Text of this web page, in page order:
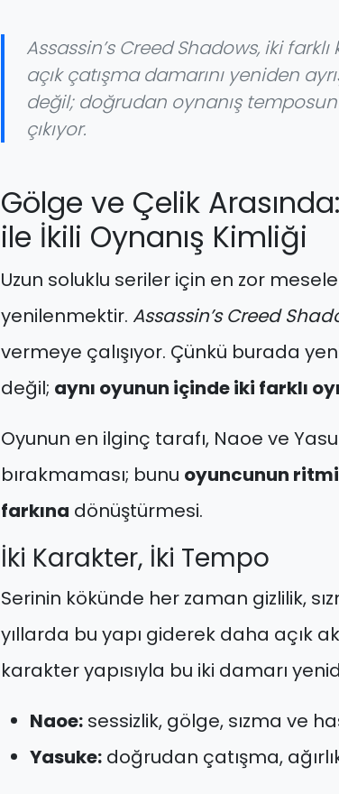
Assassin’s Creed Shadows, iki
açık çatışma damarını yeniden
değil; doğrudan oynanış
çıkıyor.
Gölge ve Çelik Arasında:
ile İkili Oynanış Kimliği
Uzun soluklu seriler için en zor
yenilenmektir. Assassin’s Creed
vermeye çalışıyor. Çünkü burada
değil; aynı oyunun içinde iki farklı
Oyunun en ilginç tarafı, Naoe ve
bırakmaması; bunu oyuncunun
farkına dönüştürmesi.
İki Karakter, İki Tempo
Serinin kökünde her zaman gizlilik,
yıllarda bu yapı giderek daha açık
karakter yapısıyla bu iki damarı
Naoe:sessizlik, gölge, sızma ve
Yasuke:doğrudan çatışma,